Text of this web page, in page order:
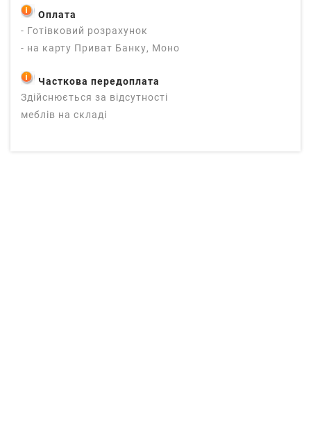
Оплата
- Готівковий розрахунок
- на карту Приват Банку, Моно
Часткова передоплата
Здійснюється за відсутності
меблів на складі